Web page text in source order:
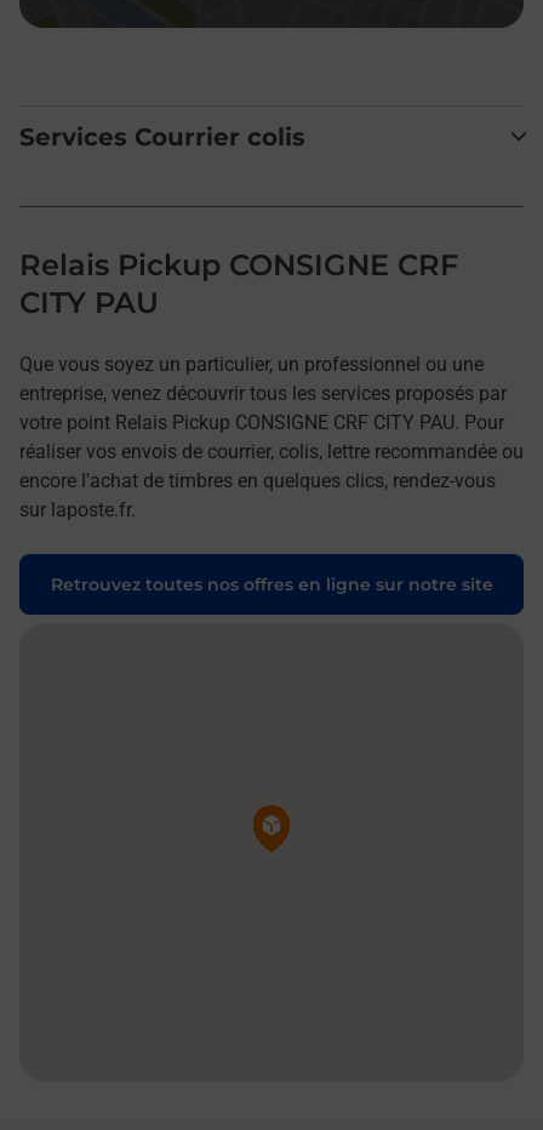
Services Courrier colis
Relais Pickup CONSIGNE CRF
CITY PAU
Que vous soyez un particulier, un professionnel ou une
entreprise, venez découvrir tous les services proposés par
votre point Relais Pickup CONSIGNE CRF CITY PAU. Pour
réaliser vos envois de courrier, colis, lettre recommandée ou
encore l'achat de timbres en quelques clics, rendez-vous
sur laposte.fr.
Retrouvez toutes nos offres en ligne sur notre site
Pin de la carte